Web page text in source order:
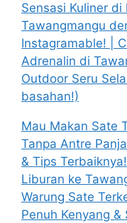
Sensasi Kuliner di
Tawangmangu
Instagramable! |
Adrenalin di
Outdoor Seru
basahan!)
Mau Makan Sate
Tanpa Antre
& Tips
Liburan ke
Warung Sate
Penuh Kenyang &